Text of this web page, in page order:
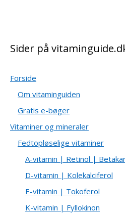
Sider på
Forside
Om vitaminguiden
Gratis e-bøger
Vitaminer og mineraler
Fedtopløselige vitaminer
A-vitamin | Retinol |
D-vitamin | Kolekalciferol
E-vitamin | Tokoferol
K-vitamin | Fyllokinon